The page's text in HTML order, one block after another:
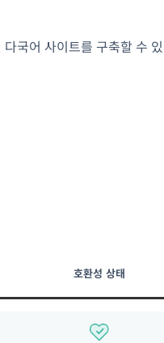
국어 사이트를 구축할 수 있
호환성 상태